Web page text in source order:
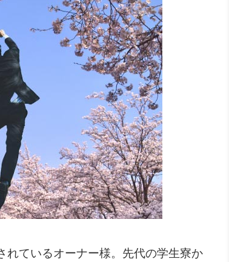
ているオーナー様。先代の学生寮か